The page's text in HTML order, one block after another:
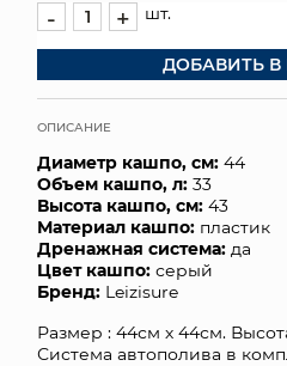
ОПТОВЫМ
ДОСТАВКА И
- + шт.
ДОБАВИТЬ В
ОПИСАНИЕ
Диаметр кашпо, см: 44
Объем кашпо, л: 33
Высота кашпо, см: 43
Материал кашпо: пластик
Дренажная система: да
Цвет кашпо: серый
Бренд: Leizisure
Размер : 44см х 44см.
Система автополива в